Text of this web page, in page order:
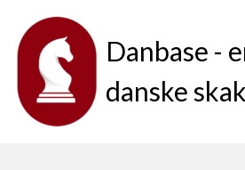
Danbase -
danske